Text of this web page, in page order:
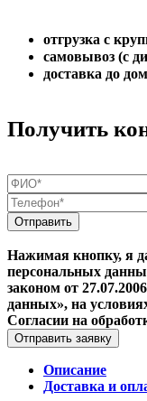
отгрузка с
самовывоз (с
доставка до
Получить
Нажимая кнопку, я
персональных
законом от
данных», на
Согласии на
Отправить заявку
Описание
Доставка и